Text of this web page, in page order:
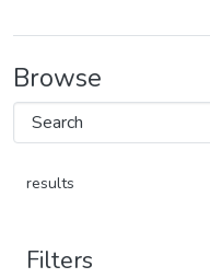
Browse
results
Filters